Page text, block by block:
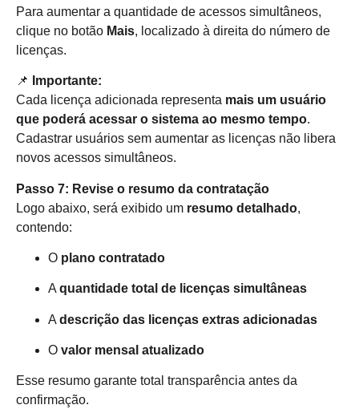
Para aumentar a quantidade de acessos simultâneos,
clique no botão Mais, localizado à direita do número de
licenças.
📌
Importante:
Cada licença adicionada representa mais um usuário
que poderá acessar o sistema ao mesmo tempo.
Cadastrar usuários sem aumentar as licenças não libera
novos acessos simultâneos.
Passo 7: Revise o resumo da contratação
Logo abaixo, será exibido um resumo detalhado,
contendo:
O plano contratado
A quantidade total de licenças simultâneas
A descrição das licenças extras adicionadas
O valor mensal atualizado
Esse resumo garante total transparência antes da
confirmação.